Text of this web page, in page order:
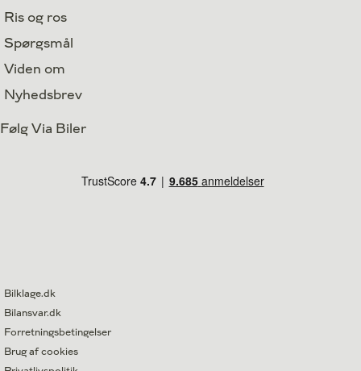
Ris og ros
Spørgsmål
Viden om
Nyhedsbrev
Følg Via Biler
Bilklage.dk
Bilansvar.dk
Forretningsbetingelser
Brug af cookies